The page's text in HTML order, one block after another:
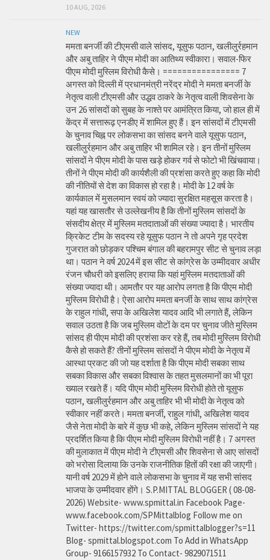
10 AUG, 2026
NEW
ममता बनर्जी की टीएमसी वाले सांसद, यूसुफ पठान, खलीलुर्रहमान
और अबु ताहिर ने पीएम मोदी का आतिथ्य स्वीकारा। सवाल-फिर
पीएम मोदी मुस्लिम विरोधी कैसे। ================ 7
अगस्त को दिल्ली में प्रधानमंत्री नरेंद्र मोदी ने ममता बनर्जी के
नेतृत्व वाली टीएमसी और उद्धव ठाकरे के नेतृत्व वाली शिवसेना के
उन 26 सांसदों को सुबह के नाश्ते पर आमंत्रित किया, जो हाल ही में
केंद्र में सत्तारूढ़ एनडीए में शामिल हुए हैं। इन सांसदों में टीएमसी
के चुनाव चिह्न पर लोकसभा का सांसद बनने वाले यूसुफ पठान,
खलीलुर्रहमान और अबु ताहिर भी शामिल रहे। इन तीनों मुस्लिम
सांसदों ने पीएम मोदी के पास खड़े होकर गर्व से फोटो भी खिंचवाया।
तीनों ने पीएम मोदी की कार्यशैली की प्रशंसा करते हुए कहा कि मोदी
की नीतियों से देश का विकास हो रहा है। मोदी के 12 वर्ष के
कार्यकाल में मुसलमान स्वयं को ज्यादा सुरक्षित महसूस करता है।
यहां यह खासतौर से उल्लेखनीय है कि तीनों मुस्लिम सांसदों के
संसदीय क्षेत्र में मुस्लिम मतदाताओं की संख्या ज्यादा है। भारतीय
क्रिकेट टीम के सदस्य रहे यूसुफ पठान ने तो अपने गृह प्रदेश
गुजरात को छोड़कर पश्चिम बंगाल की बहरामपुर सीट से चुनाव लड़ा
था। पठान ने वर्ष 2024 में इस सीट से कांग्रेस के उम्मीदवार अधीर
रंजन चौधरी को इसलिए हराया कि यहां मुस्लिम मतदाताओं की
संख्या ज्यादा थी। आमतौर पर यह आरोप लगता है कि पीएम मोदी
मुस्लिम विरोधी है। ऐसा आरोप ममता बनर्जी के साथ साथ कांग्रेस
के राहुल गांधी, सपा के अखिलेश यादव आदि भी लगाते हैं, लेकिन
सवाल उठता है कि जब मुस्लिम वोटों के दम पर चुनाव जीते मुस्लिम
सांसद ही पीएम मोदी की प्रशंसा कर रहे हैं, तब मोदी मुस्लिम विरोधी
कैसे हो सकते हैं? तीनों मुस्लिम सांसदों ने पीएम मोदी के नेतृत्व में
आस्था प्रकट की जो यह दर्शाता है कि पीएम मोदी सबका साथ
सबका विकास और सबका विश्वास के तहत मुसलमानों का भी पूरा
ख्याल रखते हैं। यदि पीएम मोदी मुस्लिम विरोधी होते तो यूसुफ
पठान, खलीलुर्रहमान और अबु ताहिर भी भी मोदी के नेतृत्व को
स्वीकार नहीं करते। ममता बनर्जी, राहुल गांधी, अखिलेश यादव
जैसे नेता मोदी के बारे में कुछ भी कहे, लेकिन मुस्लिम सांसदों ने यह
प्रदर्शित किया है कि पीएम मोदी मुस्लिम विरोधी नहीं है। 7 अगस्त
की मुलाकात में पीएम मोदी ने टीएमसी और शिवसेना से आए सांसदों
को भरोसा दिलाया कि उनके राजनीतिक हितों की रक्षा की जाएगी।
यानी वर्ष 2029 में होने वाले लोकसभा के चुनाव में यह सभी सांसद
भाजपा के उम्मीदवार होंगे। S.P.MITTAL BLOGGER ( 08-08-
2026) Website- www.spmittal.in Facebook Page-
www.facebook.com/SPMittalblog Follow me on
Twitter- https://twitter.com/spmittalblogger?s=11
Blog- spmittal.blogspot.com To Add in WhatsApp
Group- 9166157932 To Contact- 9829071511